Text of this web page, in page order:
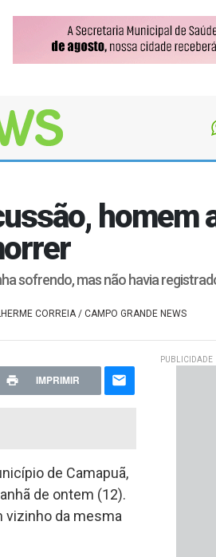
homem
sofrendo, mas não havia
CORREIA / CAMPO GRANDE NEWS
IMPRIMIR
de Camapuã,
de ontem (12).
vizinho da mesma
PUBLICIDADE